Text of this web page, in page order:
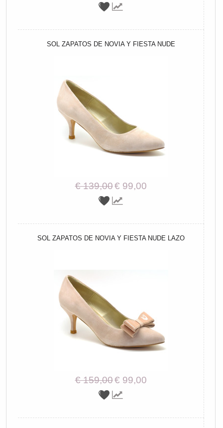
SOL ZAPATOS DE NOVIA Y FIESTA NUDE
€ 139,00€ 99,00
SOL ZAPATOS DE NOVIA Y FIESTA NUDE LAZO
€ 159,00€ 99,00